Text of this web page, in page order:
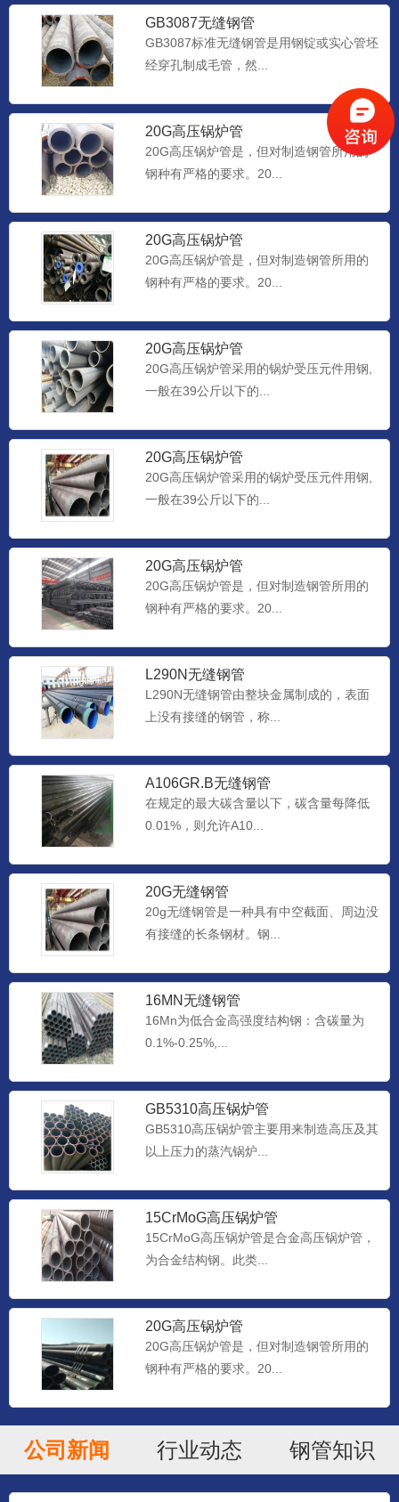
GB3087无缝钢管
GB3087标准无缝钢管是用钢锭或实心管坯
经穿孔制成毛管，然...
20G高压锅炉管
20G高压锅炉管是，但对制造钢管所用的
钢种有严格的要求。20...
20G高压锅炉管
20G高压锅炉管是，但对制造钢管所用的
钢种有严格的要求。20...
20G高压锅炉管
20G高压锅炉管采用的锅炉受压元件用钢,
一般在39公斤以下的...
20G高压锅炉管
20G高压锅炉管采用的锅炉受压元件用钢,
一般在39公斤以下的...
20G高压锅炉管
20G高压锅炉管是，但对制造钢管所用的
钢种有严格的要求。20...
L290N无缝钢管
L290N无缝钢管由整块金属制成的，表面
上没有接缝的钢管，称...
A106GR.B无缝钢管
在规定的最大碳含量以下，碳含量每降低
0.01%，则允许A10...
20G无缝钢管
20g无缝钢管是一种具有中空截面、周边没
有接缝的长条钢材。钢...
16MN无缝钢管
16Mn为低合金高强度结构钢：含碳量为
0.1%-0.25%,...
GB5310高压锅炉管
GB5310高压锅炉管主要用来制造高压及其
以上压力的蒸汽锅炉...
15CrMoG高压锅炉管
15CrMoG高压锅炉管是合金高压锅炉管，
为合金结构钢。此类...
20G高压锅炉管
20G高压锅炉管是，但对制造钢管所用的
钢种有严格的要求。20...
公司新闻 行业动态 钢管知识